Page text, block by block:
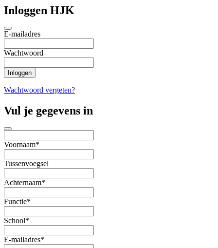
Inloggen HJK
E-mailadres
Wachtwoord
Wachtwoord vergeten?
Vul je gegevens in
Voornaam*
Tussenvoegsel
Achternaam*
Functie*
School*
E-mailadres*